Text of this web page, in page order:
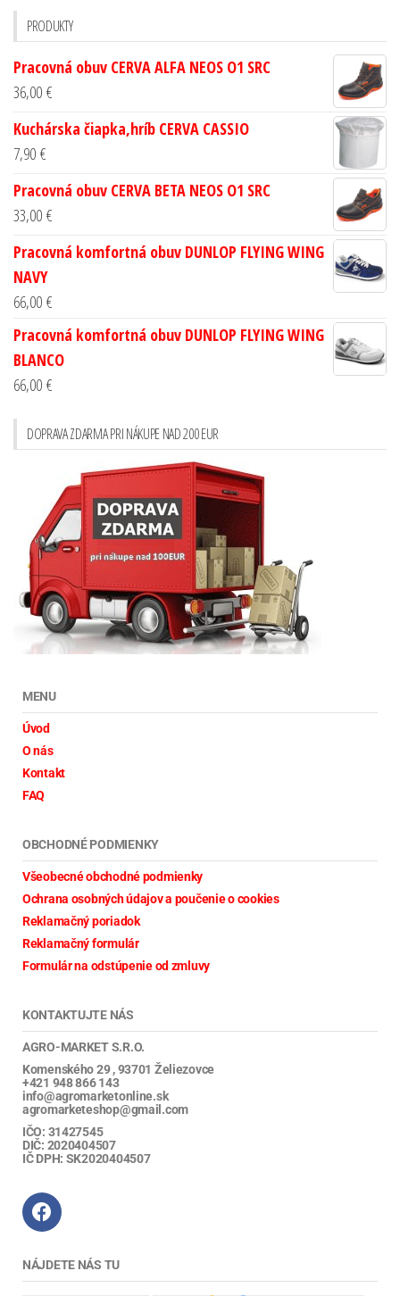
PRODUKTY
Pracovná obuv CERVA ALFA NEOS O1 SRC
36,00 €
Kuchárska čiapka,hríb CERVA CASSIO
7,90 €
Pracovná obuv CERVA BETA NEOS O1 SRC
33,00 €
Pracovná komfortná obuv DUNLOP FLYING WING
NAVY
66,00 €
Pracovná komfortná obuv DUNLOP FLYING WING
BLANCO
66,00 €
DOPRAVA ZDARMA PRI NÁKUPE NAD 200 EUR
MENU
Úvod
O nás
Kontakt
FAQ
OBCHODNÉ PODMIENKY
Všeobecné obchodné podmienky
Ochrana osobných údajov a poučenie o cookies
Reklamačný poriadok
Reklamačný formulár
Formulár na odstúpenie od zmluvy
KONTAKTUJTE NÁS
AGRO-MARKET S.R.O.
Komenského 29 , 93701 Želiezovce
+421 948 866 143
info@agromarketonline.sk
agromarketeshop@gmail.com
IČO: 31427545
DIČ: 2020404507
IČ DPH: SK2020404507
NÁJDETE NÁS TU